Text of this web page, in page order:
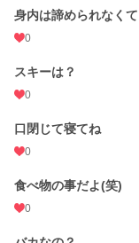
身内は諦められなくて
0
スキーは？
0
口閉じて寝てね
0
食べ物の事だよ(笑)
0